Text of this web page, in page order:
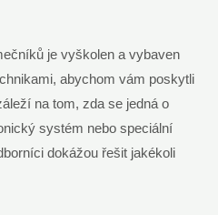
je vyškolen a vybaven
abychom vám poskytli
na tom, zda se jedná o
systém nebo speciální
dokážou řešit jakékoli